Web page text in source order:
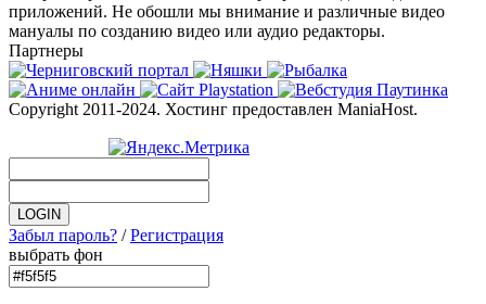
приложений. Не обошли мы внимание и различные видео
мануалы по созданию видео или аудио редакторы.
Партнеры
Copyright 2011-2024. Хостинг предоставлен ManiaHost.
Забыл пароль? /Регистрация
выбрать фон